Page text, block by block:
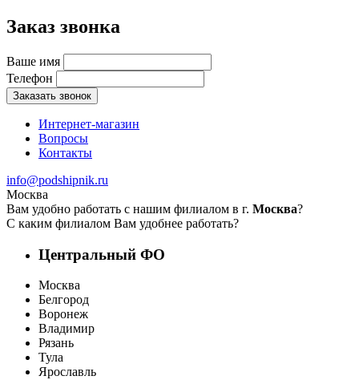
Заказ звонка
Ваше имя
Телефон
Заказать звонок
Интернет-магазин
Вопросы
Контакты
info@podshipnik.ru
Москва
Вам удобно работать с нашим филиалом в г. Москва?
С каким филиалом Вам удобнее работать?
Центральный ФО
Москва
Белгород
Воронеж
Владимир
Рязань
Тула
Ярославль